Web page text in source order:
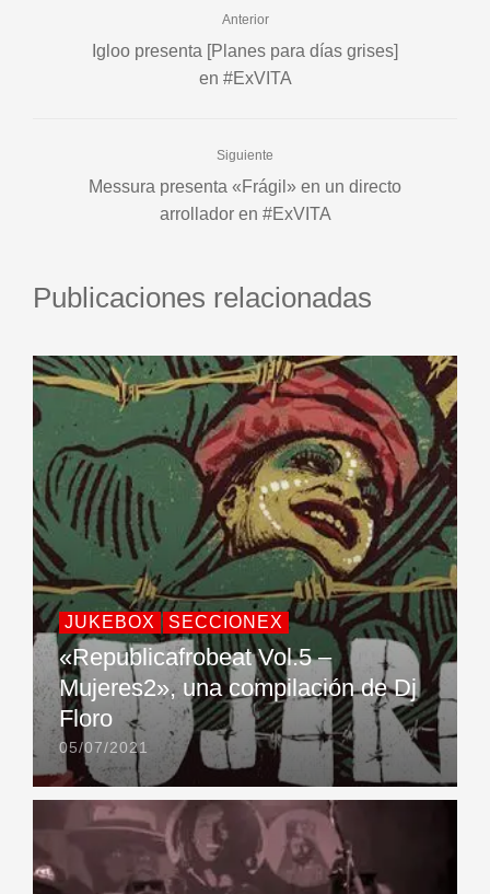
Anterior
Igloo presenta [Planes para días grises]
en #ExVITA
Siguiente
Messura presenta «Frágil» en un directo
arrollador en #ExVITA
Publicaciones relacionadas
JUKEBOX SECCIONEX
«Republicafrobeat Vol.5 –
Mujeres2», una compilación de Dj
Floro
05/07/2021